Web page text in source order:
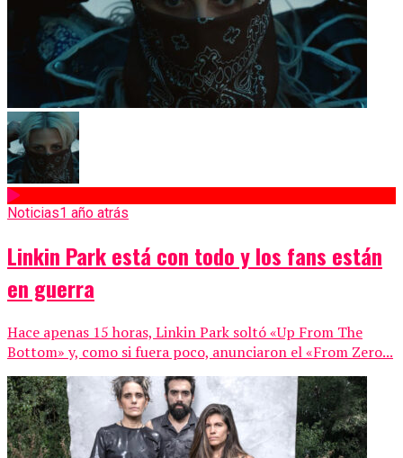
Noticias1 año atrás
Linkin Park está con todo y los fans están
en guerra
Hace apenas 15 horas, Linkin Park soltó «Up From The
Bottom» y, como si fuera poco, anunciaron el «From Zero...